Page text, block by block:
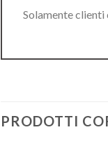
Solamente clienti
PRODOTTI